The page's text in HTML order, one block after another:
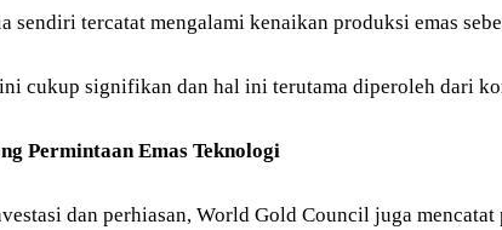
sendiri tercatat mengalami kenaikan produksi emas
cukup signifikan dan hal ini terutama diperoleh dari
Permintaan Emas Teknologi
dan perhiasan, World Gold Council juga